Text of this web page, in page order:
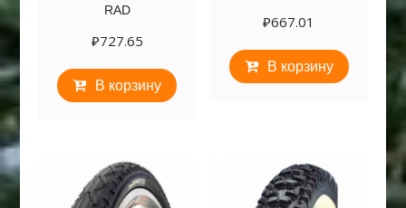
RAD
₽727.65
В корзину
₽667.01
В корзину